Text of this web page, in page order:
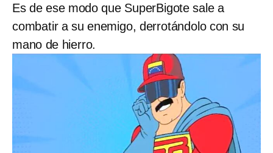
Es de ese modo que SuperBigote sale a
combatir a su enemigo, derrotándolo con su
mano de hierro.